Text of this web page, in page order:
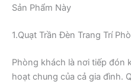
Sản Phẩm Này
1.Quạt Trần Đèn Trang Trí
Phòng khách là nơi tiếp đón
hoạt chung của cả gia đình.